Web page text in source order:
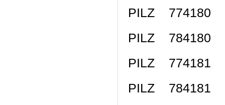
PILZ 774180
PILZ 784180
PILZ 774181
PILZ 784181